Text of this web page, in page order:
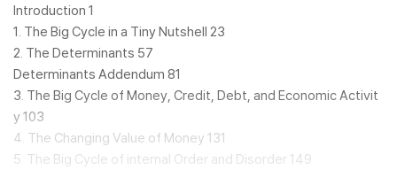
tury studying global economies and markets, Principles f
or Dealing with the Changing World Order examines histo
ry’s most turbulent economic and political periods to reve
al why the times ahead will likely be radically different fro
m those we’ve experienced in our lifetimes--and to offer
practical advice on how to navigate them well.
A few years ago, Ray Dalio noticed a confluence of political an
Introduction 1
1. The Big Cycle in a Tiny Nutshell 23
2. The Determinants 57
Determinants Addendum 81
3. The Big Cycle of Money, Credit, Debt, and Economic Activit
y 103
4. The Changing Value of Money 131
5. The Big Cycle of internal Order and Disorder 149